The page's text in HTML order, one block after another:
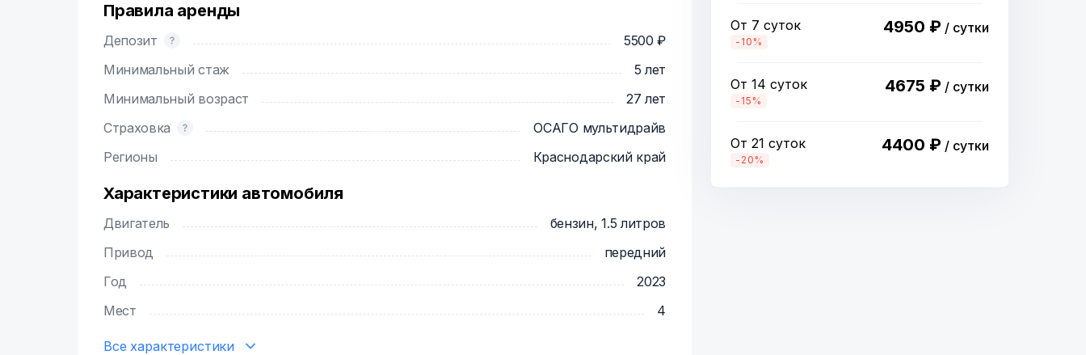
Правила аренды
Депозит
5500 ₽
Минимальный стаж
5 лет
Минимальный возраст
27 лет
Страховка
ОСАГО мультидрайв
Регионы
Краснодарский край
Характеристики автомобиля
Двигатель
бензин, 1.5 литров
Привод
передний
Год
2023
Мест
4
Все характеристики
От 7 суток
-10%
4950 ₽ / сутки
От 14 суток
-15%
4675 ₽ / сутки
От 21 суток
-20%
4400 ₽ / сутки